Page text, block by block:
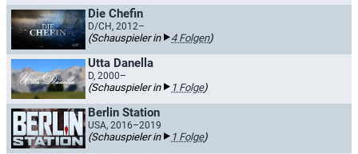
Die Chefin
D/CH, 2012–
(Schauspieler in 4 Folgen)
Utta Danella
D, 2000–
(Schauspieler in 1 Folge)
Berlin Station
USA, 2016–2019
(Schauspieler in 1 Folge)